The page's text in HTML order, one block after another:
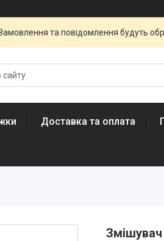
та повідомлення будуть
Доставка та оплата
Змішувач